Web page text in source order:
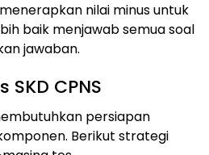
nilai minus untuk
baik menjawab semua soal
jawaban.
CPNS
persiapan
Berikut strategi